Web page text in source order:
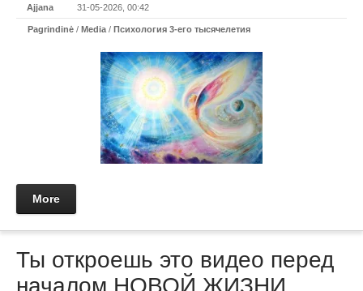
Ajjana 31-05-2026, 00:42
Pagrindinė / Media / Психология 3-его тысячелетия
More
Ты откроешь это видео перед
началом НОВОЙ ЖИЗНИ